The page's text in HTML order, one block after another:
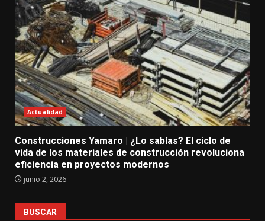
Actualidad
Construcciones Yamaro | ¿Lo sabías? El ciclo de
vida de los materiales de construcción revoluciona
eficiencia en proyectos modernos
junio 2, 2026
BUSCAR